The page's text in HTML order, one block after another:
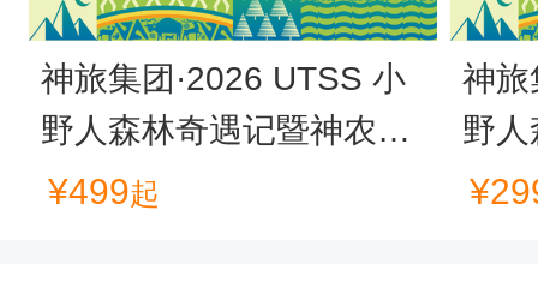
神旅集团·2026 UTSS 小
野人森林奇遇记暨神农架
四季小镇康养季启动仪式
¥499起
神旅
野
四
¥